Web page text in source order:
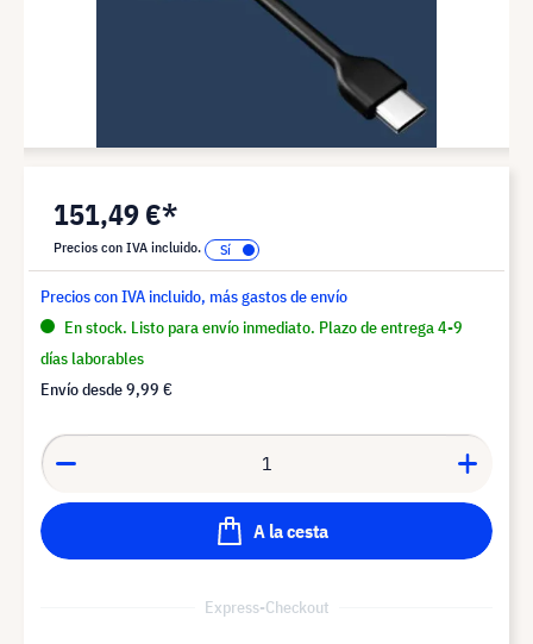
151,49 €*
Precios con IVA incluido.
Precios con IVA incluido, más gastos de envío
En stock. Listo para envío inmediato. Plazo de entrega 4-9
días laborables
Envío desde9,99 €
A la cesta
Express-Checkout